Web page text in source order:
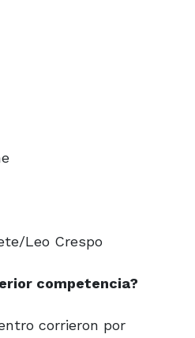
Leo Crespo
competencia?
corrieron por